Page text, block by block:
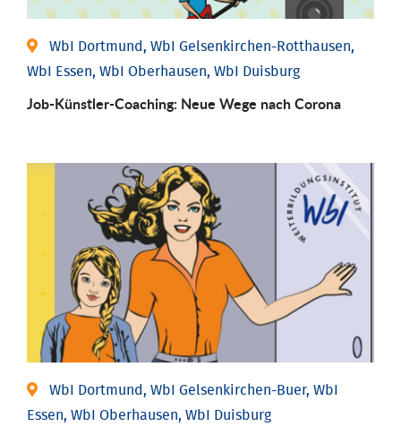
WbI Dortmund, WbI Gelsenkirchen-Rotthausen,
WbI Essen, WbI Oberhausen, WbI Duisburg
Job-Künstler-Coaching: Neue Wege nach Corona
WbI Dortmund, WbI Gelsenkirchen-Buer, WbI
Essen, WbI Oberhausen, WbI Duisburg